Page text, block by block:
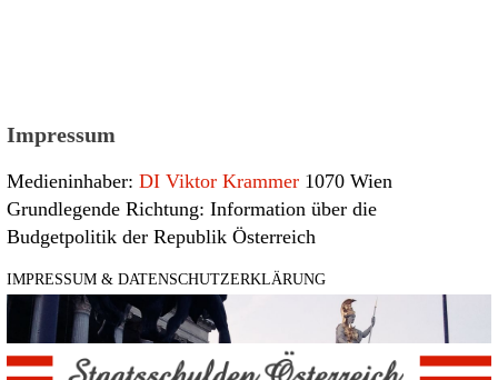
Impressum
Medieninhaber: DI Viktor Krammer 1070 Wien
Grundlegende Richtung: Information über die
Budgetpolitik der Republik Österreich
IMPRESSUM & DATENSCHUTZERKLÄRUNG